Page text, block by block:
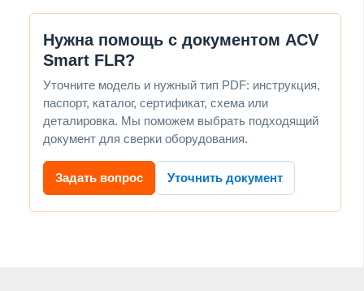
Нужна помощь с документом ACV
Smart FLR?
Уточните модель и нужный тип PDF: инструкция,
паспорт, каталог, сертификат, схема или
деталировка. Мы поможем выбрать подходящий
документ для сверки оборудования.
Задать вопрос Уточнить документ